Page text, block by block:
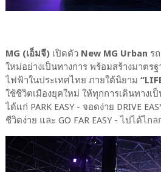
MG (เอ็มจี)เปิดตัว New MG Urban ร
ใหม่อย่างเป็นทางการ พร้อมสร้างมาตร
ไฟฟ้าในประเทศไทย ภายใต้นิยาม
ใช้ชีวิตเมืองยุคใหม่ ให้ทุกการเดินทางเ
ได้แก่ PARK EASY - จอดง่าย DRIVE
ชีวิตง่าย และ GO FAR EASY - ไปได้ไกล